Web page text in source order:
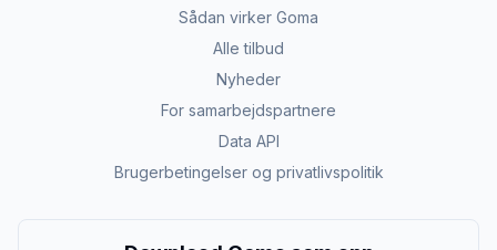
Sådan virker Goma
Alle tilbud
Nyheder
For samarbejdspartnere
Data API
Brugerbetingelser og privatlivspolitik